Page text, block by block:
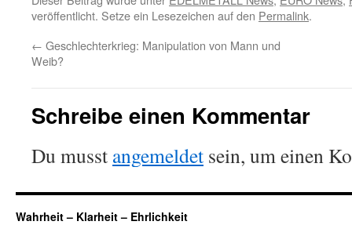
veröffentlicht. Setze ein Lesezeichen auf den Permalink.
← Geschlechterkrieg: Manipulation von Mann und
Weib?
Schreibe einen Kommentar
Du musst angemeldet sein, um einen
Wahrheit – Klarheit – Ehrlichkeit